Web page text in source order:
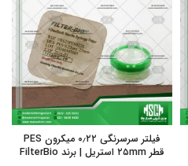
فیلتر سرسرنگی ۰٫۲۲ میکرون PES
قطر ۲۵mm استریل | برند FilterBio